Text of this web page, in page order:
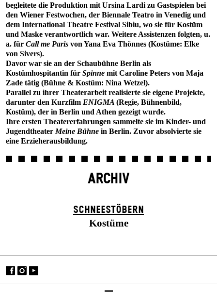
begleitete die Produktion mit Ursina Lardi zu Gastspielen bei
den Wiener Festwochen, der Biennale Teatro in Venedig und
dem International Theatre Festival Sibiu, wo sie für Kostüm
und Maske verantwortlich war. Weitere Assistenzen folgten, u.
a. für Call me Paris von Yana Eva Thönnes (Kostüme: Elke
von Sivers).
Davor war sie an der Schaubühne Berlin als
Kostümhospitantin für Spinne mit Caroline Peters von Maja
Zade tätig (Bühne & Kostüm: Nina Wetzel).
Parallel zu ihrer Theaterarbeit realisierte sie eigene Projekte,
darunter den Kurzfilm ENIGMA (Regie, Bühnenbild,
Kostüm), der in Berlin und Athen gezeigt wurde.
Ihre ersten Theatererfahrungen sammelte sie im Kinder- und
Jugendtheater Meine Bühne in Berlin. Zuvor absolvierte sie
eine Erzieherausbildung.
ARCHIV
SCHNEE­STÖBERN
Kostüme